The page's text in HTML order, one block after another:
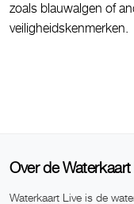
zoals blauwalgen of
veiligheidskenmerken.
Over de
Waterkaart Live is de